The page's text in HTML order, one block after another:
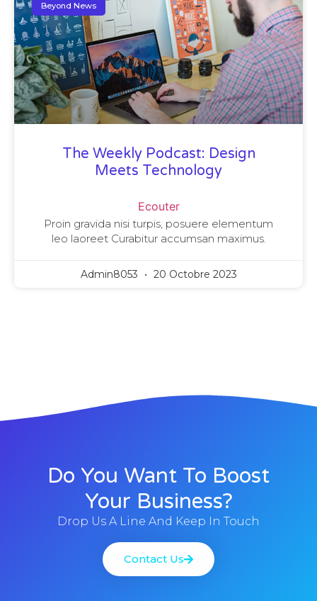
Beyond News
The Weekly Podcast: Design
Meets Technology
Ecouter
Proin gravida nisi turpis, posuere elementum
leo laoreet Curabitur accumsan maximus.
Admin8053 20 Octobre 2023
Do You Want To Boost
Your Business?
Drop Us A Line And Keep In Touch
Contact Us